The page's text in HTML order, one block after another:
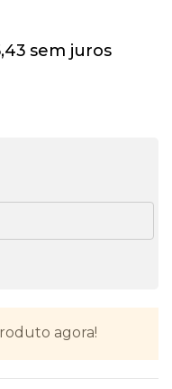
sem juros
agora!